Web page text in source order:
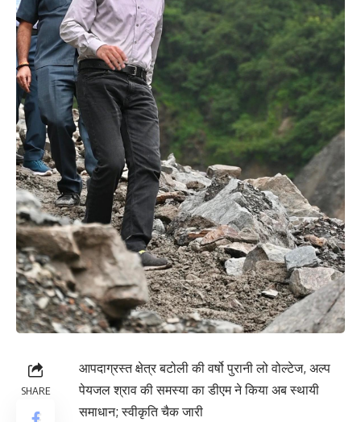
SHARE
आपदाग्रस्त क्षेत्र बटोली की वर्षो पुरानी लो वोल्टेज, अल्प
पेयजल श्राव की समस्या का डीएम ने किया अब स्थायी
समाधान; स्वीकृति चैक जारी